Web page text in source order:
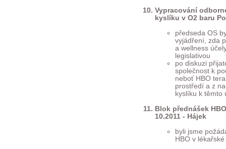
Vypracování
kyslíku v O2 baru
předseda OS
vyjádření, zda
a wellness
legislativou
po diskuzi
společnost k
neboť HBO
prostředí a z
kyslíku k
Blok přednášek
10.2011 - Hájek
byli jsme
HBO v